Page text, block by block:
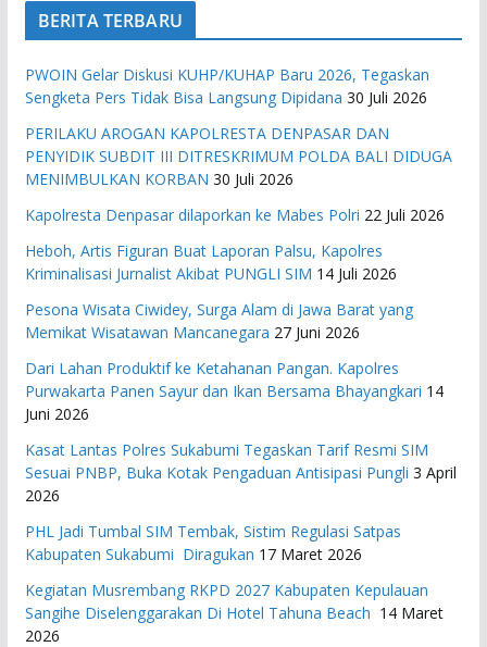
BERITA TERBARU
PWOIN Gelar Diskusi KUHP/KUHAP Baru 2026, Tegaskan
Sengketa Pers Tidak Bisa Langsung Dipidana 30 Juli 2026
PERILAKU AROGAN KAPOLRESTA DENPASAR DAN
PENYIDIK SUBDIT III DITRESKRIMUM POLDA BALI DIDUGA
MENIMBULKAN KORBAN 30 Juli 2026
Kapolresta Denpasar dilaporkan ke Mabes Polri 22 Juli 2026
Heboh, Artis Figuran Buat Laporan Palsu, Kapolres
Kriminalisasi Jurnalist Akibat PUNGLI SIM 14 Juli 2026
Pesona Wisata Ciwidey, Surga Alam di Jawa Barat yang
Memikat Wisatawan Mancanegara 27 Juni 2026
Dari Lahan Produktif ke Ketahanan Pangan. Kapolres
Purwakarta Panen Sayur dan Ikan Bersama Bhayangkari 14
Juni 2026
Kasat Lantas Polres Sukabumi Tegaskan Tarif Resmi SIM
Sesuai PNBP, Buka Kotak Pengaduan Antisipasi Pungli 3 April
2026
PHL Jadi Tumbal SIM Tembak, Sistim Regulasi Satpas
Kabupaten Sukabumi Diragukan 17 Maret 2026
Kegiatan Musrembang RKPD 2027 ​Kabupaten Kepulauan
Sangihe Diselenggarakan Di Hotel Tahuna Beach 14 Maret
2026